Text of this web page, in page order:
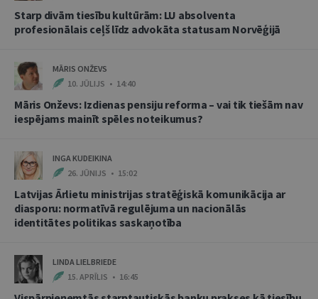
Starp divām tiesību kultūrām: LU absolventa
profesionālais ceļš līdz advokāta statusam Norvēģijā
MĀRIS ONŽEVS
10. JŪLIJS • 14:40
Māris Onževs: Izdienas pensiju reforma – vai tik tiešām nav
iespējams mainīt spēles noteikumus?
INGA KUDEIKINA
26. JŪNIJS • 15:02
Latvijas Ārlietu ministrijas stratēģiskā komunikācija ar
diasporu: normatīvā regulējuma un nacionālās
identitātes politikas saskaņotība
LINDA LIELBRIEDE
15. APRĪLIS • 16:45